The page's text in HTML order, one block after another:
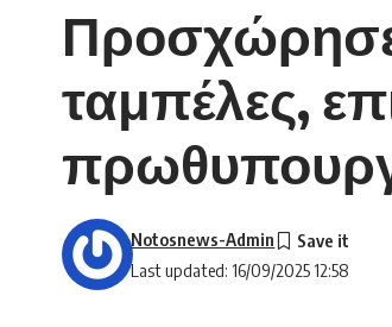
ταμπέλες,
Last updated: 16/09/2025 12:58
Notosnews-Admin